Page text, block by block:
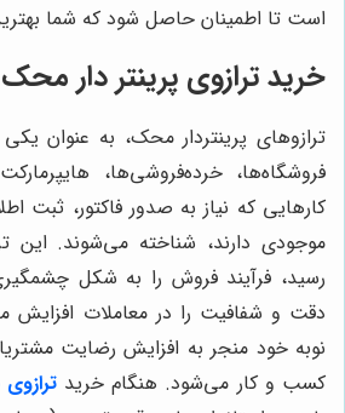
است تا اطمینان حاصل شود که شما
خرید ترازوی پرینتر دار
ترازوهای پرینتردار محک، به عنوان
فروشگاه‌ها، خرده‌فروشی‌ها،
کارهایی که نیاز به صدور فاکتور، ثبت
موجودی دارند، شناخته می‌شوند. این
رسید، فرآیند فروش را به شکل
دقت و شفافیت را در معاملات افزایش
نوبه خود منجر به افزایش رضایت
کسب و کار می‌شود. هنگام خریدترازوی